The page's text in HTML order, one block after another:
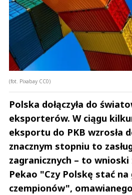
(fot. Pixabay CC0)
Polska dołączyła do
eksporterów. W ciągu
eksportu do PKB wzrosła
znacznym stopniu to
zagranicznych – to
Pekao "Czy Polskę stać na
czempionów",